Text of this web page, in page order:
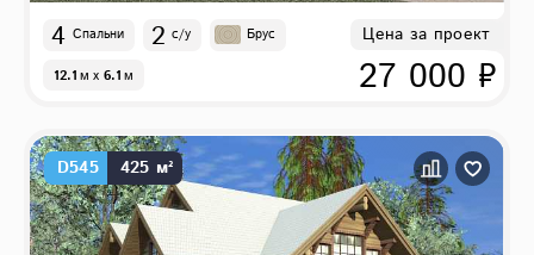
4 Спальни 2 с/у Брус
12.1м x 6.1м
Цена за проект
27 000 ₽
D545 425 м²